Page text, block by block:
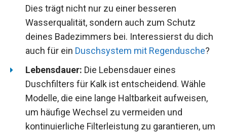
Dies trägt nicht nur zu einer besseren
Wasserqualität, sondern auch zum Schutz
deines Badezimmers bei. Interessierst du dich
auch für ein Duschsystem mit Regendusche?
Lebensdauer: Die Lebensdauer eines
Duschfilters für Kalk ist entscheidend. Wähle
Modelle, die eine lange Haltbarkeit aufweisen,
um häufige Wechsel zu vermeiden und
kontinuierliche Filterleistung zu garantieren, um